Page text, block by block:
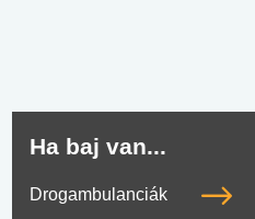
Ha baj van...
Drogambulanciák